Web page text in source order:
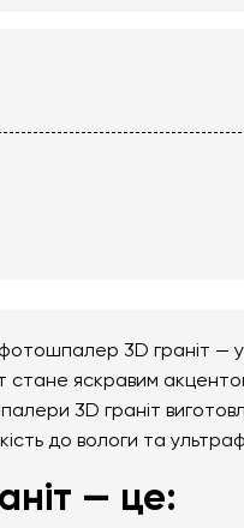
3D граніт —
яскравим
3D граніт
до вологи та
— це: